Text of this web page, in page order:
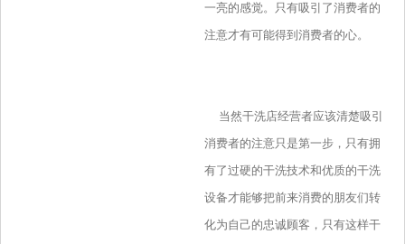
一亮的感觉。只有吸引了消费者的
注意才有可能得到消费者的心。
当然干洗店经营者应该清楚吸引
消费者的注意只是第一步，只有拥
有了过硬的干洗技术和优质的干洗
设备才能够把前来消费的朋友们转
化为自己的忠诚顾客，只有这样干